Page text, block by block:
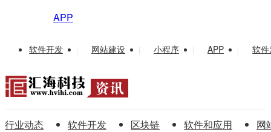
APP
软件开发 | 网站建设 | 小程序 | APP | 软
行业动态 软件开发 区块链 软件和应用 网